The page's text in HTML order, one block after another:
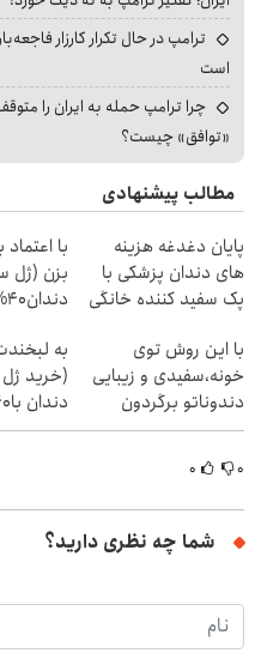
ترامپ در حال تکرار کارزار
است
چرا ترامپ حمله به ایران را
«توافق» چیست؟
مطالب پیشنهادی
پایان دغدغه هزینه
های دندان پزشکی با
پک سفید کننده خانگی
با
بزن (ژل
دندان40%تخفیف)
با این روش توی
خونه،سفیدی و زیبایی
دندوناتو برگردون
(40%off)
به
(خرید
دندان با40%تخفیف)
۰ ۰
شما چه نظری دارید؟